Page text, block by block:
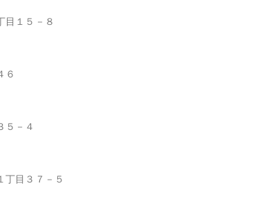
目１５－８
６
５－４
丁目３７－５